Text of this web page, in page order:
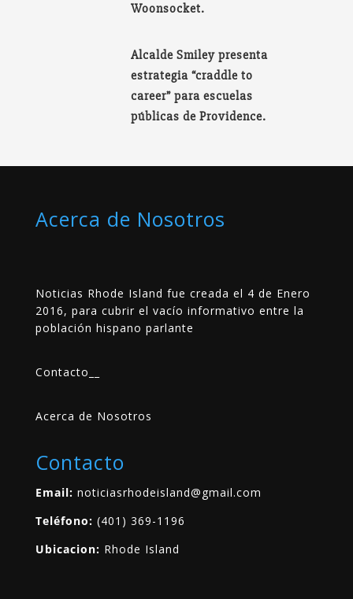
Woonsocket.
Alcalde Smiley presenta
estrategia “craddle to
career” para escuelas
públicas de Providence.
Acerca de Nosotros
Noticias Rhode Island fue creada el 4 de Enero
2016, para cubrir el vacío informativo entre la
población hispano parlante
Contacto
Acerca de Nosotros
Contacto
Email: noticiasrhodeisland@gmail.com
Teléfono: (401) 369-1196
Ubicacion: Rhode Island